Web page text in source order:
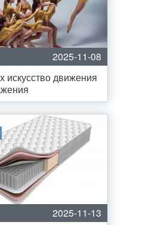
2025-11-08
искусство движения
2025-11-13